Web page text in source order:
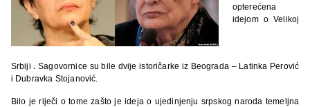
opterećena
idejom o Velikoj
Srbiji. Sagovornice su bile dvije istoričarke iz Beograda – Latinka Perović
i Dubravka Stojanović.
Bilo je riječi o tome zašto je ideja o ujedinjenju srpskog naroda temeljna